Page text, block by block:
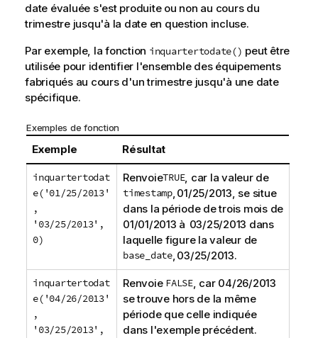
date évaluée s'est produite ou non au cours du
trimestre jusqu'à la date en question incluse.
Par exemple, la fonction inquartertodate() peut être
utilisée pour identifier l'ensemble des équipements
fabriqués au cours d'un trimestre jusqu'à une date
spécifique.
Exemples de fonction
Exemple Résultat
inquartertodat
e('01/25/2013'
,
'03/25/2013',
0)
RenvoieTRUE, car la valeur de
timestamp, 01/25/2013, se situe
dans la période de trois mois de
01/01/2013 à 03/25/2013 dans
laquelle figure la valeur de
base_date, 03/25/2013.
inquartertodat
e('04/26/2013'
,
'03/25/2013',
Renvoie FALSE, car 04/26/2013
se trouve hors de la même
période que celle indiquée
dans l'exemple précédent.